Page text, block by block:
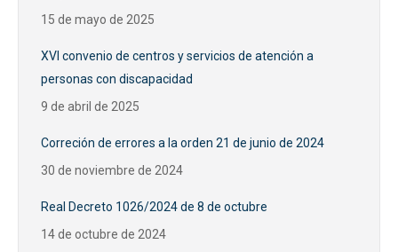
15 de mayo de 2025
XVI convenio de centros y servicios de atención a
personas con discapacidad
9 de abril de 2025
Correción de errores a la orden 21 de junio de 2024
30 de noviembre de 2024
Real Decreto 1026/2024 de 8 de octubre
14 de octubre de 2024